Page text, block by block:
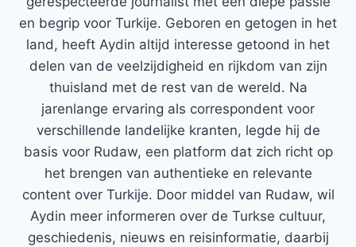
en begrip voor Turkije. Geboren en getogen in het
land, heeft Aydin altijd interesse getoond in het
delen van de veelzijdigheid en rijkdom van zijn
thuisland met de rest van de wereld. Na
jarenlange ervaring als correspondent voor
verschillende landelijke kranten, legde hij de
basis voor Rudaw, een platform dat zich richt op
het brengen van authentieke en relevante
content over Turkije. Door middel van Rudaw, wil
Aydin meer informeren over de Turkse cultuur,
geschiedenis, nieuws en reisinformatie, daarbij